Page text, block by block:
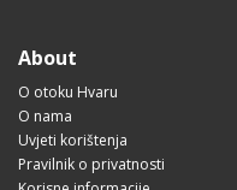
About
O otoku Hvaru
O nama
Uvjeti korištenja
Pravilnik o privatnosti